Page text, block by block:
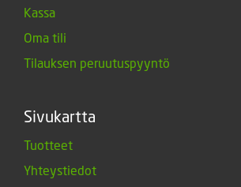
Kassa
Oma tili
Tilauksen peruutuspyyntö
Sivukartta
Tuotteet
Yhteystiedot